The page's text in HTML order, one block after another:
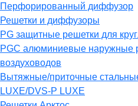
Перфорированный диффузор
Решетки и диффузоры
PG защитные решетки для
PGC алюминиевые наружные
воздуховодов
Вытяжные/приточные
LUXE/DVS-P LUXE